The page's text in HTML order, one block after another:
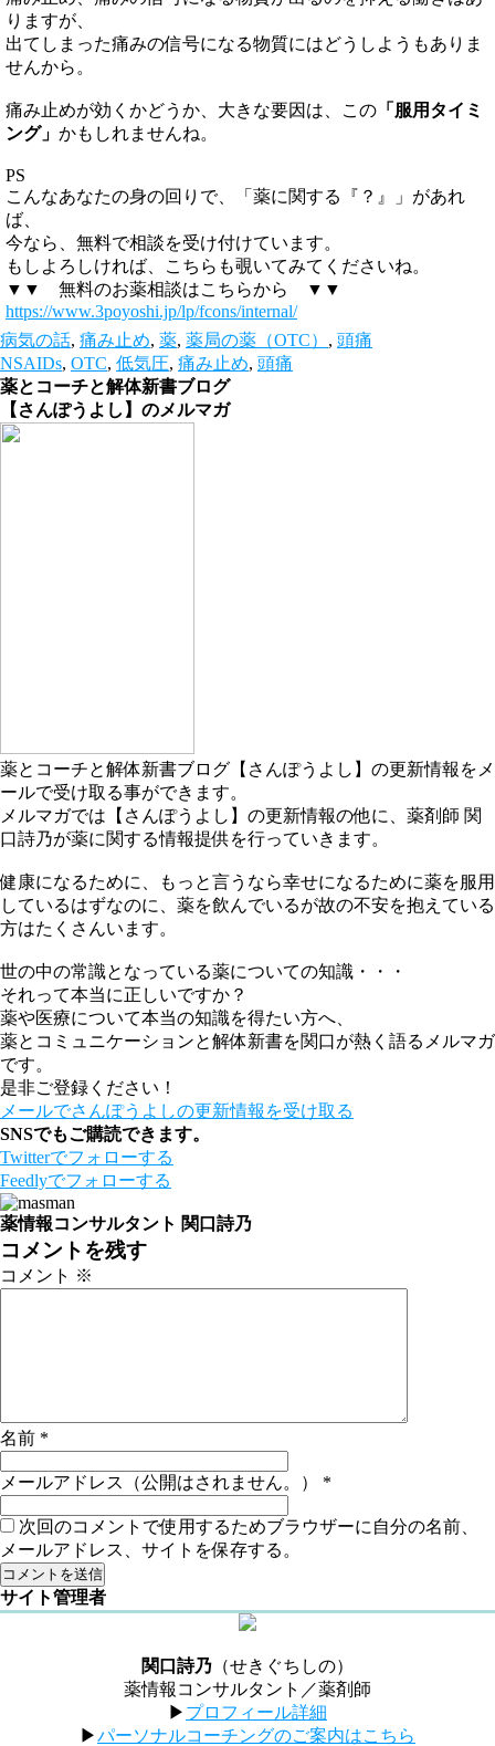
りますが、
出てしまった痛みの信号になる物質にはどうしようもありま
せんから。
痛み止めが効くかどうか、大きな要因は、この 「服用タイミ
ング」 かもしれませんね。
PS
こんなあなたの身の回りで、「薬に関する『？』」があれ
ば、
今なら、無料で相談を受け付けています。
もしよろしければ、こちらも覗いてみてくださいね。
▼▼ 無料のお薬相談はこちらから ▼▼
https://www.3poyoshi.jp/lp/fcons/internal/
病気の話, 痛み止め, 薬, 薬局の薬（OTC） , 頭痛
NSAIDs, OTC, 低気圧, 痛み止め, 頭痛
薬とコーチと解体新書ブログ
【さんぽうよし】のメルマガ
薬とコーチと解体新書ブログ【さんぽうよし】の更新情報をメ
ールで受け取る事ができます。
メルマガでは【さんぽうよし】の更新情報の他に、薬剤師 関
口詩乃が薬に関する情報提供を行っていきます。
健康になるために、もっと言うなら幸せになるために薬を服用
しているはずなのに、薬を飲んでいるが故の不安を抱えている
方はたくさんいます。
世の中の常識となっている薬についての知識・・・
それって本当に正しいですか？
薬や医療について本当の知識を得たい方へ、
薬とコミュニケーションと解体新書を関口が熱く語るメルマガ
です。
是非ご登録ください！
メールでさんぽうよしの更新情報を受け取る
SNSでもご購読できます。
Twitterでフォローする
Feedlyでフォローする
薬情報コンサルタント 関口詩乃
コメントを残す
コメント ※
名前 *
メールアドレス（公開はされません。） *
次回のコメントで使用するためブラウザーに自分の名前、
メールアドレス、サイトを保存する。
サイト管理者
関口詩乃 （せきぐちしの）
薬情報コンサルタント／薬剤師
▶︎ プロフィール詳細
▶︎パーソナルコーチングのご案内はこちら